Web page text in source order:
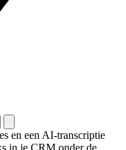
en een AI-transcriptie